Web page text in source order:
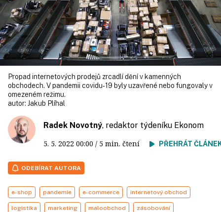
Propad internetových prodejů zrcadlí dění v kamenných
obchodech. V pandemii covidu‑19 byly uzavřené nebo fungovaly v
omezeném režimu.
autor: Jakub Plíhal
Radek Novotný, redaktor týdeníku Ekonom
5. 5. 2022 00:00 / 5 min. čtení PŘEHRÁT
ODEBÍRAT AUTORA
e-shop pandemie e-commerce internetový obchod
logistika marketing maloobchod zásobování